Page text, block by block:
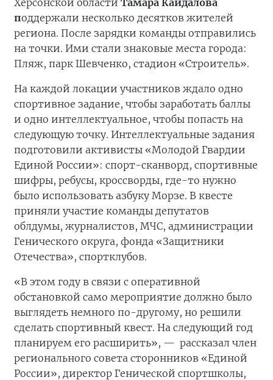
Херсонской области Тамара Кайдалова
поддержали несколько десятков жителей
региона. После зарядки команды отправились
на точки. Ими стали знаковые места города:
Пляж, парк Шевченко, стадион «Строитель».
На каждой локации участников ждало одно
спортивное задание, чтобы заработать баллы
и одно интеллектуальное, чтобы попасть на
следующую точку. Интеллектуальные задания
подготовили активисты «Молодой Гвардии
Единой России»: спорт-сканворд, спортивные
шифры, ребусы, кроссворды, где-то нужно
было использовать азбуку Морзе. В квесте
приняли участие команды депутатов
облдумы, журналистов, МЧС, администрации
Генического округа, фонда «Защитники
Отечества», спортклубов.
«В этом году в связи с оперативной
обстановкой само мероприятие должно было
выглядеть немного по-другому, но решили
сделать спортивный квест. На следующий год
планируем его расширить», — рассказал член
регионального совета сторонников «Единой
России», директор Генической спортшколы,